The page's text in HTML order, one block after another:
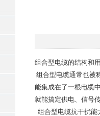
组合型电缆的结构和
组合型电缆通常也被
能集成在了一根电缆
就能搞定供电、信号
组合型电缆抗干扰能